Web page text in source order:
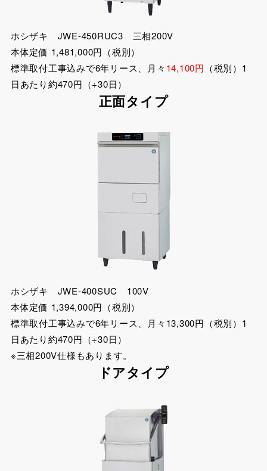
ホシザキ JWE-450RUC3 三相200V
本体定価 1,481,000円（税別）
標準取付工事込みで6年リース、月々 14,100円 （税別）1
日あたり約470円（÷30日）
正面タイプ
ホシザキ JWE-400SUC 100V
本体定価 1,394,000円（税別）
標準取付工事込みで6年リース、月々13,300円（税別）1
日あたり約470円（÷30日）
※三相200V仕様もあります。
ドアタイプ